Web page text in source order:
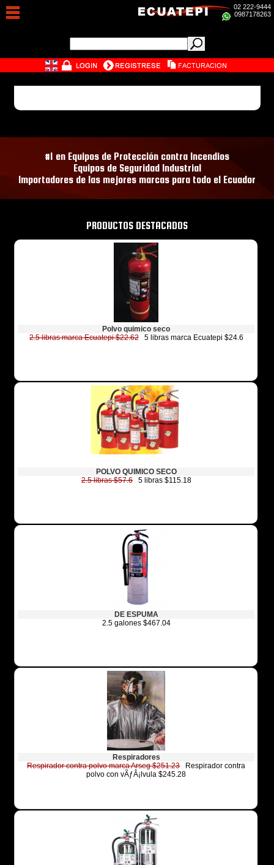
02 222-9444
0987178263
#1 en Equipos de Protección contra Incendios
Equipos de Seguridad Industrial
Importadores de las mejores marcas para todo el Ecuador
PRODUCTOS DESTACADOS
Polvo quimico seco
2.5 libras marca Ecuatepi $22.625 libras marca Ecuatepi $24.6
POLVO QUIMICO SECO
2.5 libras $57.65 libras $115.18
DE ESPUMA
2.5 galones $467.04
Respiradores
Respirador contra polvo marca Arseg $251.23Respirador contra
polvo con vÃƒÂ¡lvula $245.28